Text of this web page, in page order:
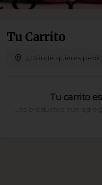
Tu Carrito
¿Dónde quieres
Tu carrito
Los productos que